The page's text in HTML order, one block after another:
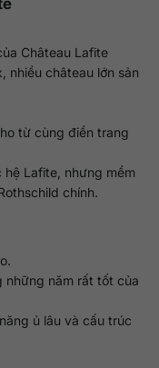
Château Lafite
nhiều château lớn sản
từ cùng điền trang
Lafite, nhưng mềm
chính.
những năm rất tốt của
ủ lâu và cấu trúc